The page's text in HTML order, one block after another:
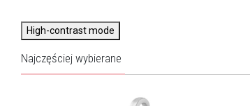
High-contrast mode
Najczęściej wybierane